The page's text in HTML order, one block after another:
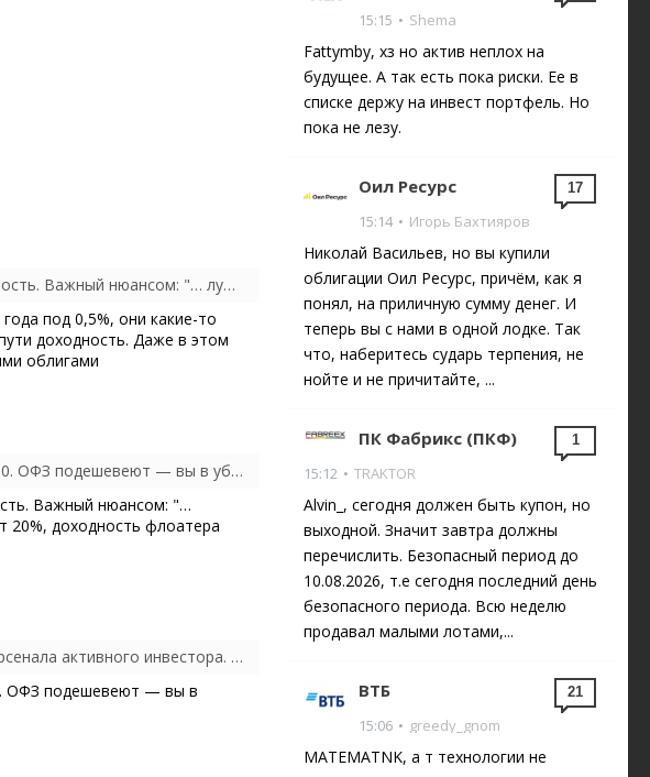
Max, вы все верно написали про риски — без риска не получить доходность. Важный нюансом: "… лучше всего купить флоатер, например Газпром-07"...
под 0,5%, они какие-то
доходность. Даже в этом
облигами
Пунтусов Олег, ну покупаете ОФЗ под 14%, и вдруг ставка 20% и $по 130. ОФЗ подешевеют — вы в убытке на продажу, доллар вырос, не купить
Важный нюансом: "…
20%, доходность флоатера
Хитрый способ добывать высокую валютную доходность 😎Прием из арсенала активного инвестора. Помогает ценой дополнительного риска получить до...
ОФЗ подешевеют — вы в
15:15 • Shema
Fattymby, хз но актив неплох на
будущее. А так есть пока риски. Ее в
списке держу на инвест портфель. Но
пока не лезу.
Оил Ресурс
15:14 • Игорь Бахтияров
Николай Васильев, но вы купили
облигации Оил Ресурс, причём, как я
понял, на приличную сумму денег. И
теперь вы с нами в одной лодке. Так
что, наберитесь сударь терпения, не
нойте и не причитайте, ...
17
ПК Фабрикс (ПКФ)
15:12 • TRAKTOR
Alvin_, сегодня должен быть купон, но
выходной. Значит завтра должны
перечислить. Безопасный период до
10.08.2026, т.е сегодня последний день
безопасного периода. Всю неделю
продавал малыми лотами,...
1
ВТБ
15:06 • greedy_gnom
MATEMATNK, а т технологии не
21